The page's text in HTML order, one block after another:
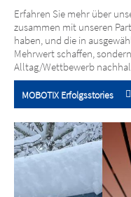
Erfahren Sie mehr über
zusammen mit unseren
haben, und die in
Mehrwert schaffen,
Alltag/Wettbewerb
MOBOTIX Erfolgsstories